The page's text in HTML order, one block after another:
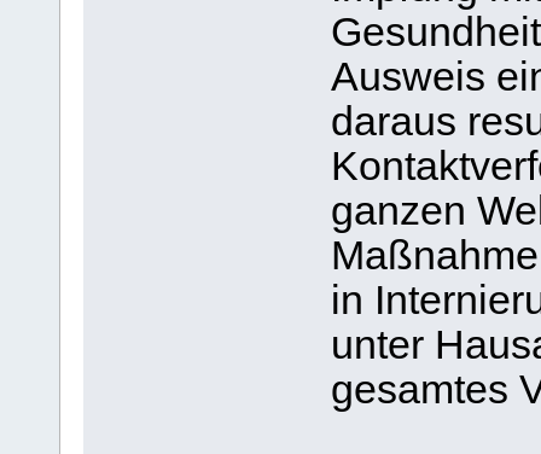
Ausweis
daraus
ganzen
in
unter
gesamtes